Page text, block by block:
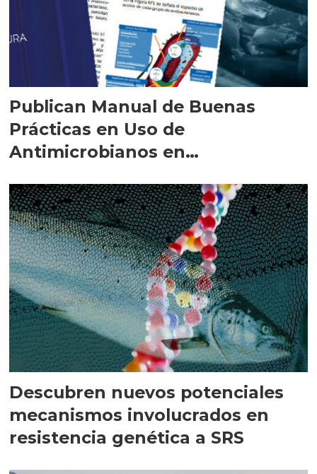
Publican Manual de Buenas
Prácticas en Uso de
Antimicrobianos en
Descubren nuevos potenciales
mecanismos involucrados en
resistencia genética a SRS